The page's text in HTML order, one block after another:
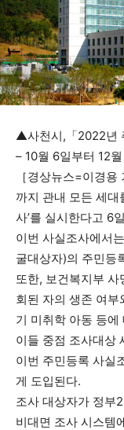
▲사천시,「2022년
– 10월 6일부터 12
［경상뉴스=이경
까지 관내 모든 세대
사’를 실시한다고 6
이번 사실조사에서
굴대상자)의 주민등
또한, 보건복지부
회된 자의 생존 여
기 미취학 아동 등
이들 중점 조사대상
이번 주민등록 사실
게 도입된다.
조사 대상자가 정부
비대면 조사 시스템